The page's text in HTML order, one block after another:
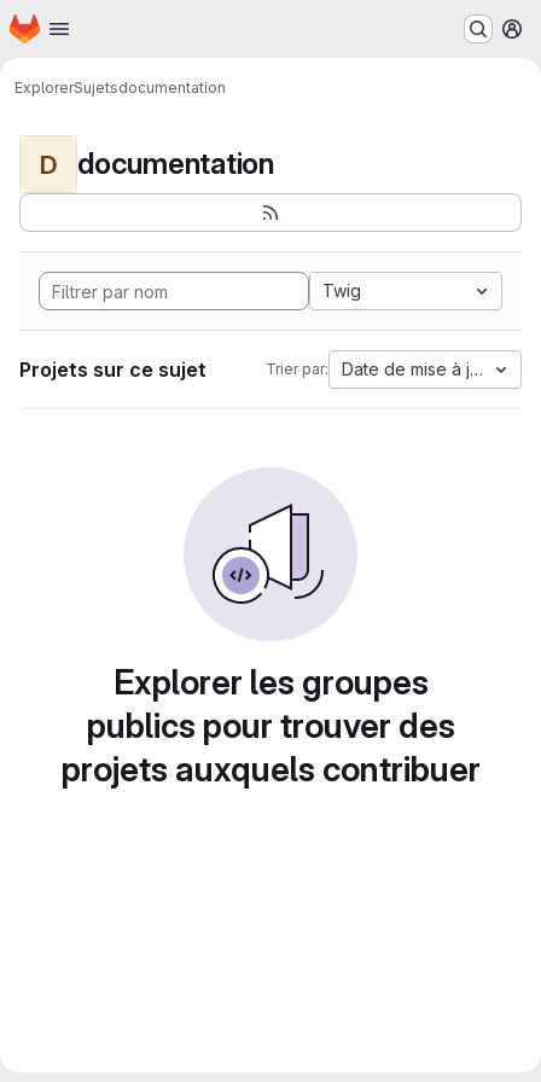
Passer au contenu principal
Page d'accueil
ExplorerSujetsdocumentation
D documentation
Twig
Projets sur ce sujet Trier par: Date de mise à jour
Explorer les groupes
publics pour trouver des
projets auxquels contribuer